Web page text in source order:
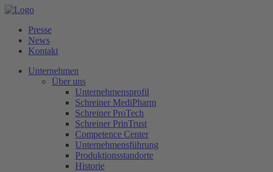
Presse
News
Kontakt
Unternehmen
Über uns
Unternehmensprofil
Schreiner MediPharm
Schreiner ProTech
Schreiner PrinTrust
Competence Center
Unternehmensführung
Produktionsstandorte
Historie